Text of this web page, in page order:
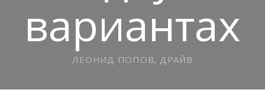
вариантах
ЛЕОНИД ПОПОВ, ДРАЙВ